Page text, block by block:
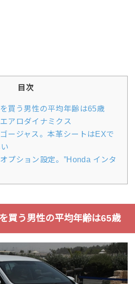
目次
買う男性の平均年齢は65歳
アロダイナミクス
ージャス。本革シートはEXで
プション設定。”Honda インタ
買う男性の平均年齢は65歳